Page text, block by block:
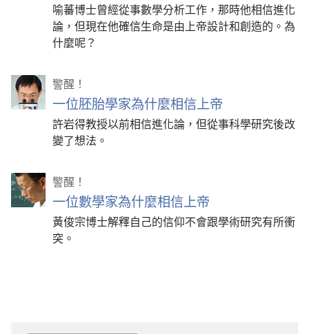
喻蕃博士曾經從事數學分析工作，那時他相信進化
論，但現在他確信生命是由上帝設計和創造的。為
什麼呢？
警醒！
一位胚胎學家為什麼相信上帝
許岩得教授以前相信進化論，但從事科學研究後改
變了想法。
警醒！
一位數學家為什麼相信上帝
黃俊宗博士解釋自己的信仰不會跟學術研究有所衝
突。